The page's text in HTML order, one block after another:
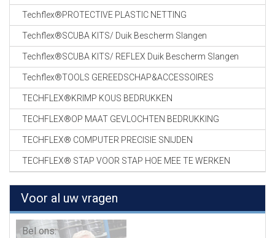
Techflex®PROTECTIVE PLASTIC NETTING
Techflex®SCUBA KITS/ Duik Bescherm Slangen
Techflex®SCUBA KITS/ REFLEX Duik Bescherm Slangen
Techflex®TOOLS GEREEDSCHAP&ACCESSOIRES
TECHFLEX®KRIMP KOUS BEDRUKKEN
TECHFLEX®OP MAAT GEVLOCHTEN BEDRUKKING
TECHFLEX® COMPUTER PRECISIE SNIJDEN
TECHFLEX® STAP VOOR STAP HOE MEE TE WERKEN
Voor al uw vragen
Bel ons: